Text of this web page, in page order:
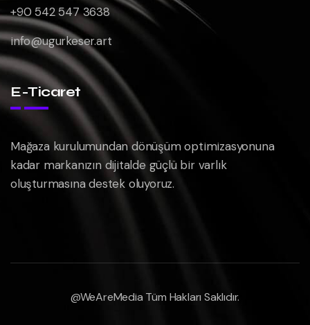
+90 542 547 3638
info@ugurkeser.art
E-Ticaret
Mağaza kurulumundan dönüşüm optimizasyonuna
kadar markanızın dijitalde güçlü bir varlık
oluşturmasına destek oluyoruz.
@WeAreMedia Tüm Hakları Saklıdır.